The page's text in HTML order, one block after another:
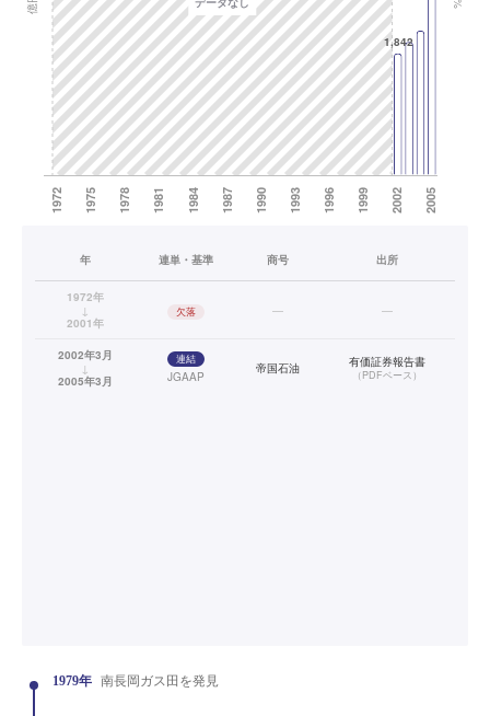
年 連単・基準 商号 出所
1972年
↓
2001年
欠落 — —
2002年3月
↓
2005年3月
連結
JGAAP
帝国石油 有価証券報告書
（PDFベース）
1979年 南長岡ガス田を発見